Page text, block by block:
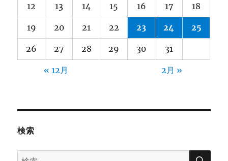
12 13 14 15 16 17 18
19 20 21 22 23 24 25
26 27 28 29 30 31
« 12月 2月 »
検索
検
検